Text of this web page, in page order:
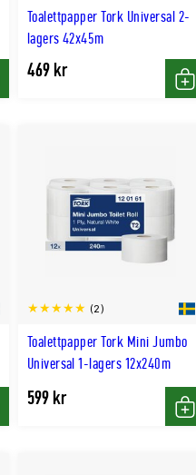
Toalettpapper Tork Universal 2-
lagers 42x45m
469 kr
Köp
Toalettpapper Tork Mini Jumbo
Universal 1-lagers 12x240m
(2)
599 kr
Köp